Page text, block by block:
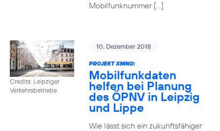
Mobilfunknummer […]
Credits: Leipziger
Verkehrsbetriebe
10. Dezember 2018
PROJEKT XMND:
Mobilfunkdaten
helfen bei Planung
des ÖPNV in Leipzig
und Lippe
Wie lässt sich ein zukunftsfähiger